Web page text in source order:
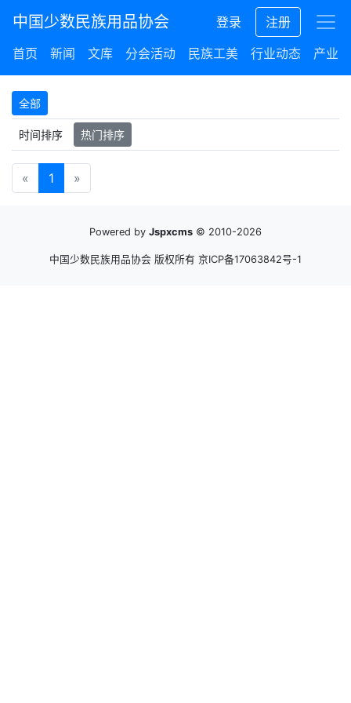
中国少数民族用品协会 登录
注册
首页
新闻 文库 分会活动 民族工美 行业动态 产业
全部
时间排序 热门排序
« 1 »
Powered by Jspxcms © 2010-2026
中国少数民族用品协会 版权所有 京ICP备17063842号-1